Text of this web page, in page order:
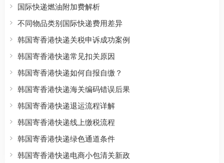
国际快递燃油附加费解析
不同物品类别国际快递费用差异
韩国寄香港快递关税申诉成功案例
韩国寄香港快递常见扣关原因
韩国寄香港快递如何自报自缴？
韩国寄香港快递海关编码错误后果
韩国寄香港快递退运流程详解
韩国寄香港快递线上缴税流程
韩国寄香港快递绿色通道条件
韩国寄香港快递电商小包清关新政